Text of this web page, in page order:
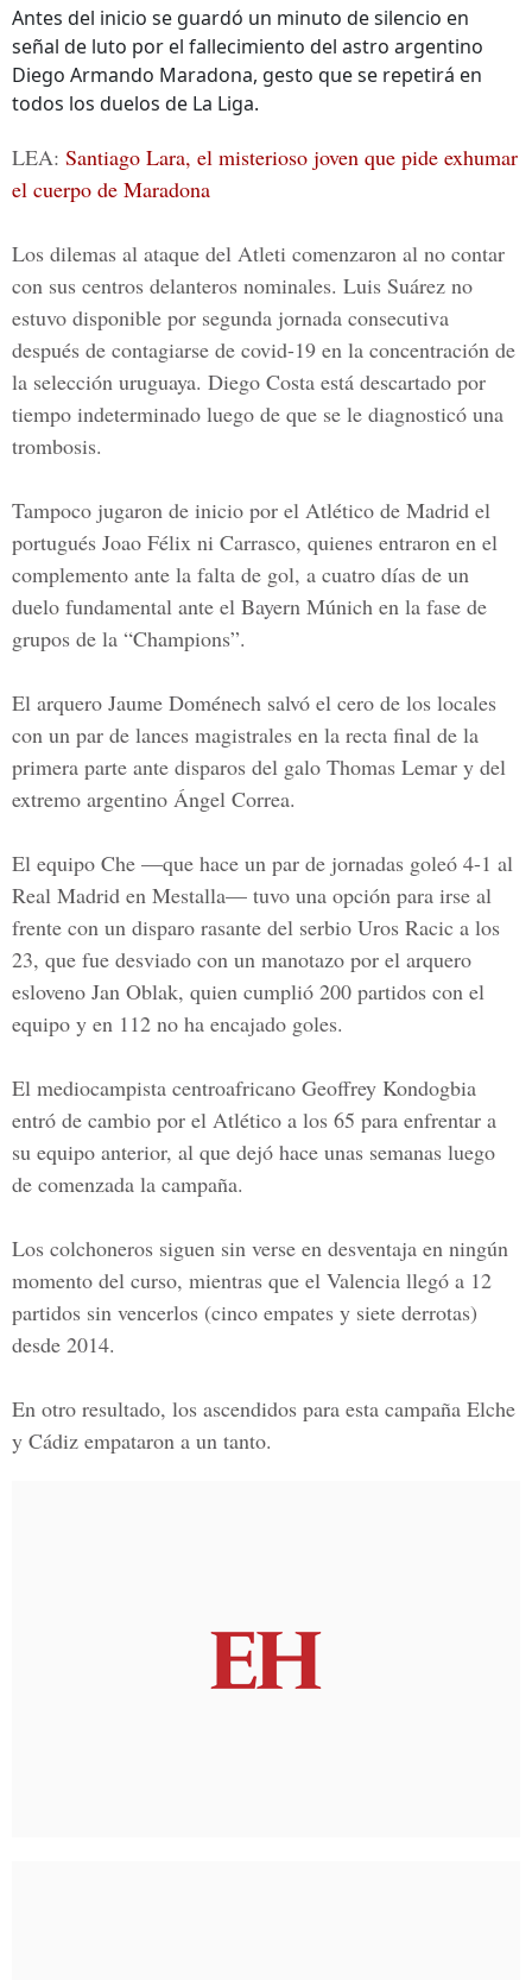
Antes del inicio se guardó un minuto de silencio en
señal de luto por el fallecimiento del astro argentino
Diego Armando Maradona, gesto que se repetirá en
todos los duelos de La Liga.
LEA: Santiago Lara, el misterioso joven que pide exhumar
el cuerpo de Maradona
Los dilemas al ataque del Atleti comenzaron al no contar
con sus centros delanteros nominales. Luis Suárez no
estuvo disponible por segunda jornada consecutiva
después de contagiarse de covid-19 en la concentración de
la selección uruguaya. Diego Costa está descartado por
tiempo indeterminado luego de que se le diagnosticó una
trombosis.
Tampoco jugaron de inicio por el Atlético de Madrid el
portugués Joao Félix ni Carrasco, quienes entraron en el
complemento ante la falta de gol, a cuatro días de un
duelo fundamental ante el Bayern Múnich en la fase de
grupos de la “Champions”.
El arquero Jaume Doménech salvó el cero de los locales
con un par de lances magistrales en la recta final de la
primera parte ante disparos del galo Thomas Lemar y del
extremo argentino Ángel Correa.
El equipo Che —que hace un par de jornadas goleó 4-1 al
Real Madrid en Mestalla— tuvo una opción para irse al
frente con un disparo rasante del serbio Uros Racic a los
23, que fue desviado con un manotazo por el arquero
esloveno Jan Oblak, quien cumplió 200 partidos con el
equipo y en 112 no ha encajado goles.
El mediocampista centroafricano Geoffrey Kondogbia
entró de cambio por el Atlético a los 65 para enfrentar a
su equipo anterior, al que dejó hace unas semanas luego
de comenzada la campaña.
Los colchoneros siguen sin verse en desventaja en ningún
momento del curso, mientras que el Valencia llegó a 12
partidos sin vencerlos (cinco empates y siete derrotas)
desde 2014.
En otro resultado, los ascendidos para esta campaña Elche
y Cádiz empataron a un tanto.